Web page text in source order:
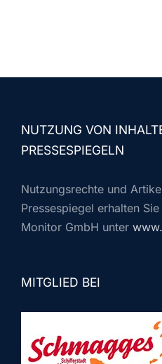
NUTZUNG VON
PRESSESPIEGELN
Nutzungsrechte und
Pressespiegel erhalten
Monitor GmbH unter
MITGLIED BEI